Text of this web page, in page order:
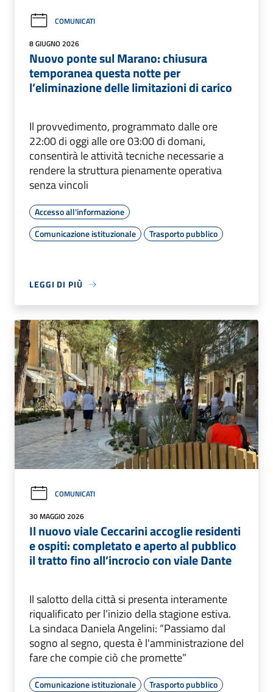
COMUNICATI
8 GIUGNO 2026
Nuovo ponte sul Marano: chiusura
temporanea questa notte per
l’eliminazione delle limitazioni di carico
Il provvedimento, programmato dalle ore
22:00 di oggi alle ore 03:00 di domani,
consentirà le attività tecniche necessarie a
rendere la struttura pienamente operativa
senza vincoli
Accesso all'informazione
Comunicazione istituzionale
Trasporto pubblico
LEGGI DI PIÙ
COMUNICATI
30 MAGGIO 2026
Il nuovo viale Ceccarini accoglie residenti
e ospiti: completato e aperto al pubblico
il tratto fino all’incrocio con viale Dante
Il salotto della città si presenta interamente
riqualificato per l’inizio della stagione estiva.
La sindaca Daniela Angelini: “Passiamo dal
sogno al segno, questa è l'amministrazione del
fare che compie ciò che promette”
Comunicazione istituzionale
Trasporto pubblico